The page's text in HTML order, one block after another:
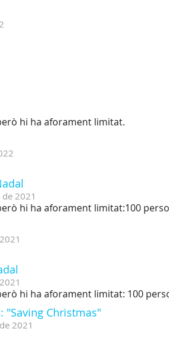
hi ha aforament limitat.
de 2021
hi ha aforament limitat:100
2021
2021
hi ha aforament limitat: 100
"Saving Christmas"
de 2021